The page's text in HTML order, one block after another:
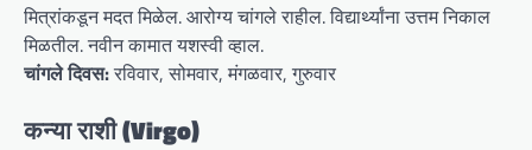
मित्रांकडून मदत मिळेल. आरोग्य चांगले राहील. विद्यार्थ्यांना उत्तम निकाल
मिळतील. नवीन कामात यशस्वी व्हाल.
चांगले दिवस:रविवार, सोमवार, मंगळवार, गुरुवार
कन्या राशी (Virgo)